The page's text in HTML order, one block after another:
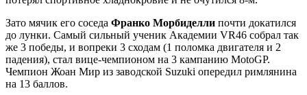
Зато мячик его соседа Франко Морбиделли почти докатился
до лунки. Самый сильный ученик Академии VR46 собрал так
же 3 победы, и вопреки 3 сходам (1 поломка двигателя и 2
падения), стал вице-чемпионом на 3 кампанию MotoGP.
Чемпион Жоан Мир из заводской Suzuki опередил римлянина
на 13 баллов.